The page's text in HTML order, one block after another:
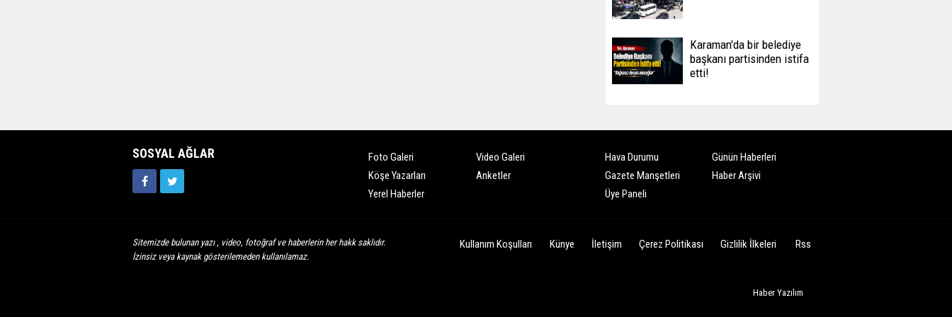
Karaman'da bir belediye
başkanı partisinden istifa
etti!
SOSYAL AĞLAR Foto Galeri
Video Galeri
Köşe Yazarları
Anketler
Yerel Haberler
Hava Durumu
Günün Haberleri
Gazete Manşetleri
Haber Arşivi
Üye Paneli
Sitemizde bulunan yazı , video, fotoğraf ve haberlerin her hakk saklıdır.
İzinsiz veya kaynak gösterilemeden kullanılamaz.
Kullanım Koşulları Künye İletişim Çerez Politikası Gizlilik İlkeleri Rss
Haber Yazılım